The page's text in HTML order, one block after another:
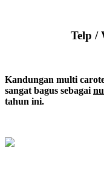
Telp /
Kandungan multi
sangat bagus sebagai
tahun ini.